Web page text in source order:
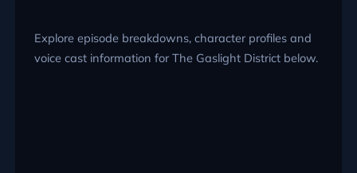
Explore episode breakdowns, character profiles and
voice cast information for The Gaslight District below.